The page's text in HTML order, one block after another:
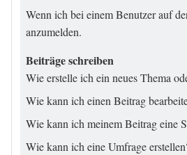
Wenn ich bei einem Benutzer auf
anzumelden.
Beiträge schreiben
Wie erstelle ich ein neues Thema
Wie kann ich einen Beitrag
Wie kann ich meinem Beitrag eine
Wie kann ich eine Umfrage